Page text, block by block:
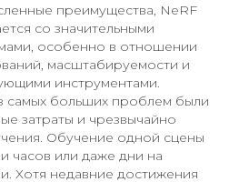
преимущества, NeRF
со значительными
особенно в отношении
масштабируемости и
инструментами.
самых больших проблем были
затраты и чрезвычайно
Обучение одной сцены
часов или даже дни на
Хотя недавние достижения